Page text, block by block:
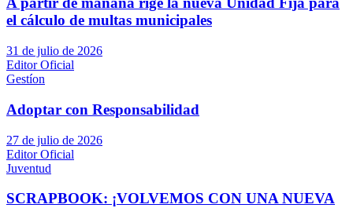
el cálculo de multas municipales
31 de julio de 2026
Editor Oficial
Gestíon
Adoptar con Responsabilidad
27 de julio de 2026
Editor Oficial
Juventud
SCRAPBOOK: ¡VOLVEMOS CON UNA NUEVA